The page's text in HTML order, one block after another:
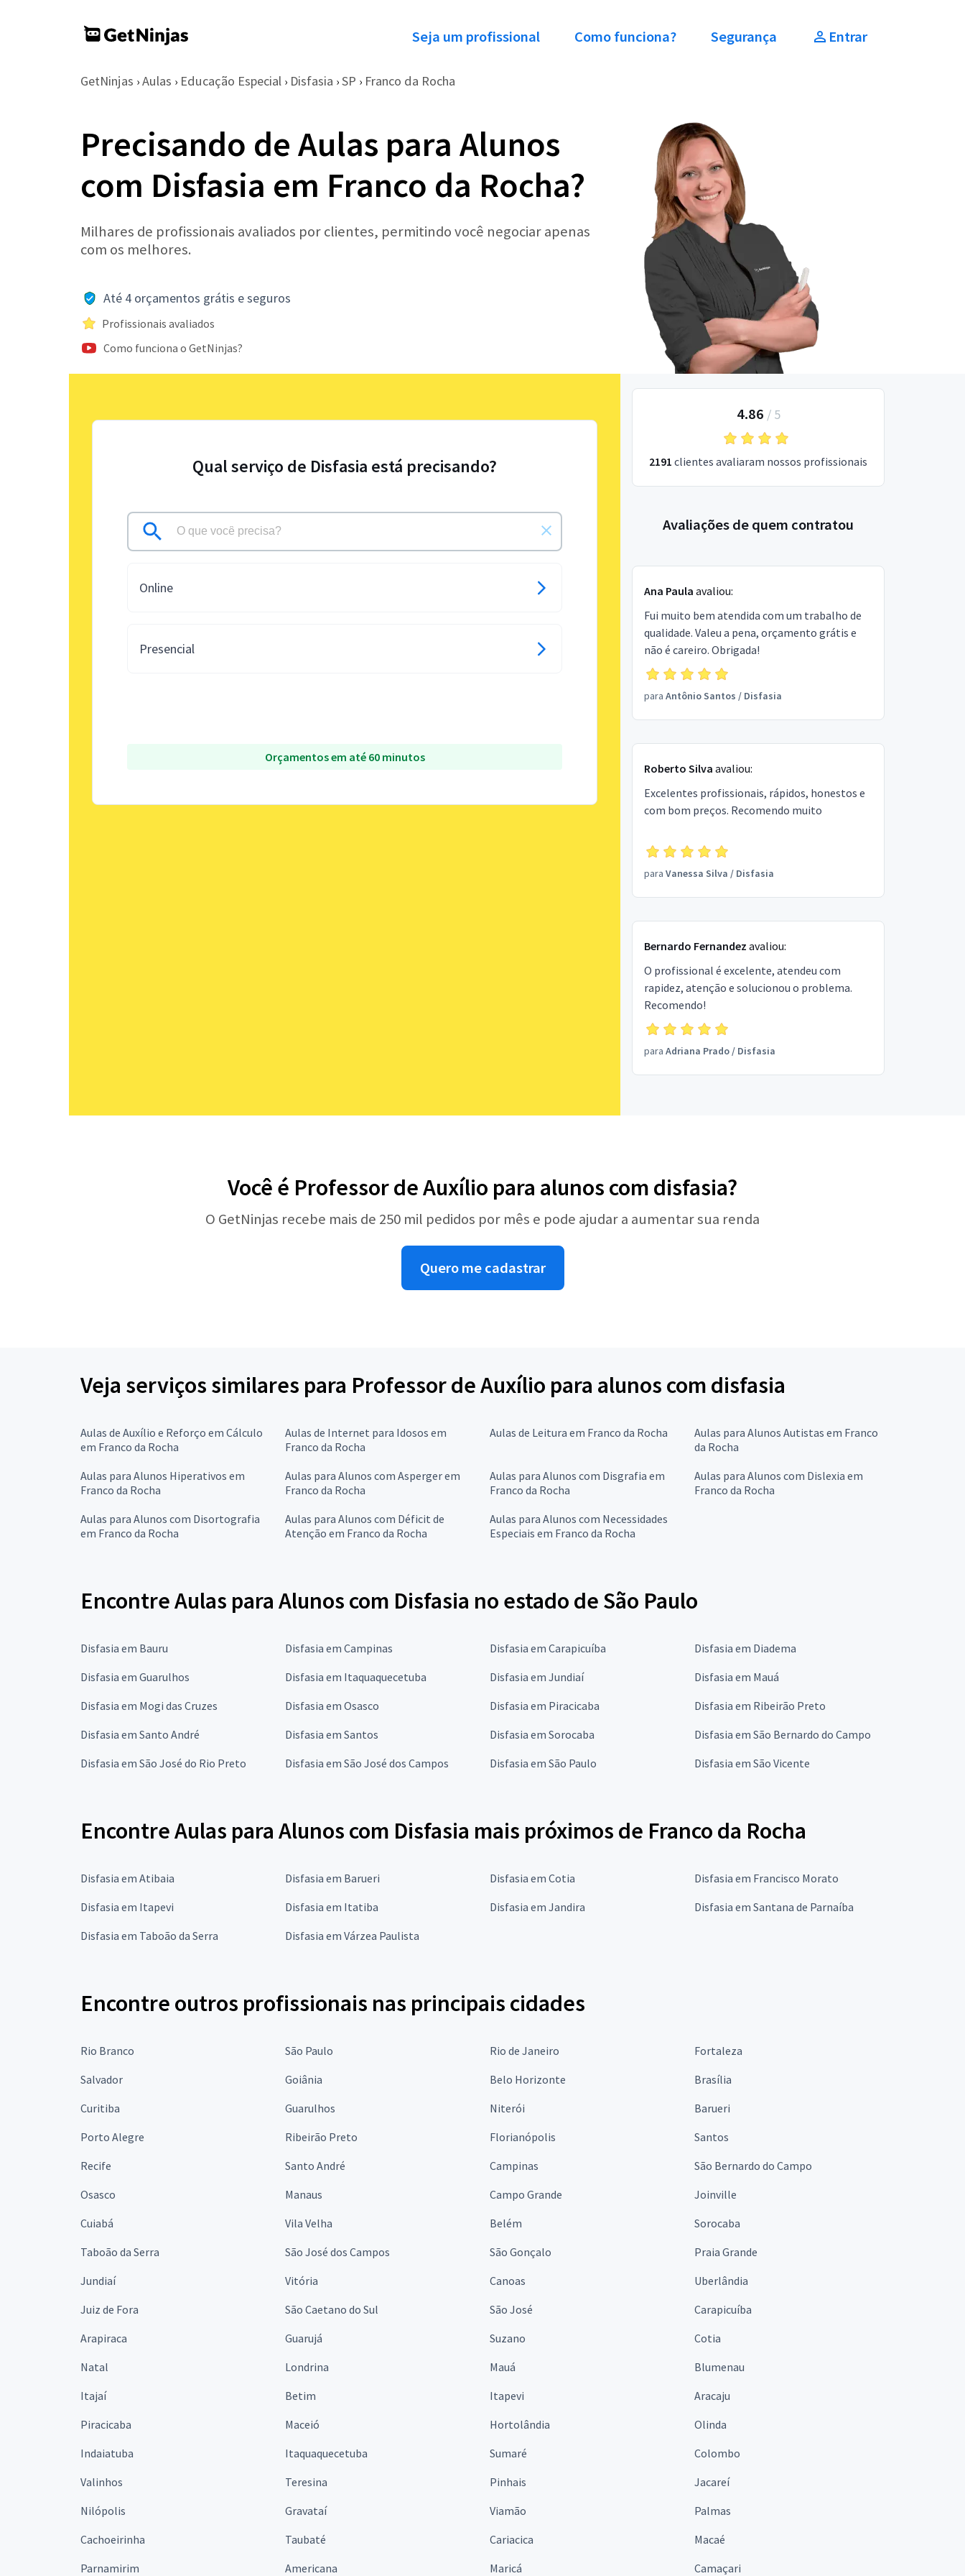
Seja um profissional Como funciona? Segurança Entrar
GetNinjas › Aulas › Educação Especial › Disfasia › SP › Franco da Rocha
Precisando de Aulas para Alunos
com Disfasia em Franco da Rocha?
Milhares de profissionais avaliados por clientes, permitindo você negociar apenas
com os melhores.
Até 4 orçamentos grátis e seguros
Profissionais avaliados
Como funciona o GetNinjas?
Qual serviço de Disfasia está precisando?
Online
Presencial
Orçamentos em até 60 minutos
4.86 / 5
2191 clientes avaliaram nossos profissionais
Avaliações de quem contratou
Ana Paula avaliou:
Fui muito bem atendida com um trabalho de
qualidade. Valeu a pena, orçamento grátis e
não é careiro. Obrigada!
para Antônio Santos / Disfasia
Roberto Silva avaliou:
Excelentes profissionais, rápidos, honestos e
com bom preços. Recomendo muito
para Vanessa Silva / Disfasia
Bernardo Fernandez avaliou:
O profissional é excelente, atendeu com
rapidez, atenção e solucionou o problema.
Recomendo!
para Adriana Prado/ Disfasia
Você é Professor de Auxílio para alunos com disfasia?
O GetNinjas recebe mais de 250 mil pedidos por mês e pode ajudar a aumentar sua renda
Quero me cadastrar
Veja serviços similares para Professor de Auxílio para alunos com disfasia
Aulas de Auxílio e Reforço em Cálculo
em Franco da Rocha
Aulas de Internet para Idosos em
Franco da Rocha
Aulas de Leitura em Franco da Rocha
Aulas para Alunos Autistas em Franco
da Rocha
Aulas para Alunos Hiperativos em
Franco da Rocha
Aulas para Alunos com Asperger em
Franco da Rocha
Aulas para Alunos com Disgrafia em
Franco da Rocha
Aulas para Alunos com Dislexia em
Franco da Rocha
Aulas para Alunos com Disortografia
em Franco da Rocha
Aulas para Alunos com Déficit de
Atenção em Franco da Rocha
Aulas para Alunos com Necessidades
Especiais em Franco da Rocha
Encontre Aulas para Alunos com Disfasia no estado de São Paulo
Disfasia em Bauru Disfasia em Campinas Disfasia em Carapicuíba
Disfasia em Diadema
Disfasia em Guarulhos
Disfasia em Itaquaquecetuba Disfasia em Jundiaí
Disfasia em Mauá
Disfasia em Mogi das Cruzes
Disfasia em Osasco Disfasia em Piracicaba
Disfasia em Ribeirão Preto
Disfasia em Santo André
Disfasia em Santos Disfasia em Sorocaba
Disfasia em São Bernardo do Campo
Disfasia em São José do Rio Preto
Disfasia em São José dos Campos Disfasia em São Paulo Disfasia em São Vicente
Encontre Aulas para Alunos com Disfasia mais próximos de Franco da Rocha
Disfasia em Atibaia Disfasia em Barueri Disfasia em Cotia
Disfasia em Francisco Morato
Disfasia em Itapevi
Disfasia em Itatiba Disfasia em Jandira
Disfasia em Santana de Parnaíba
Disfasia em Taboão da Serra
Disfasia em Várzea Paulista
Encontre outros profissionais nas principais cidades
Rio Branco São Paulo Rio de Janeiro
Fortaleza
Salvador
Goiânia Belo Horizonte
Brasília
Curitiba
Guarulhos Niterói
Barueri
Porto Alegre
Ribeirão Preto Florianópolis
Santos
Recife
Santo André Campinas
São Bernardo do Campo
Osasco
Manaus Campo Grande
Joinville
Cuiabá
Vila Velha Belém
Sorocaba
Taboão da Serra
São José dos Campos São Gonçalo
Praia Grande
Jundiaí
Vitória Canoas
Uberlândia
Juiz de Fora
São Caetano do Sul São José
Carapicuíba
Arapiraca
Guarujá Suzano
Cotia
Natal
Londrina Mauá
Blumenau
Itajaí
Betim Itapevi
Aracaju
Piracicaba
Maceió Hortolândia
Olinda
Indaiatuba
Itaquaquecetuba Sumaré
Colombo
Valinhos
Teresina Pinhais
Jacareí
Nilópolis
Gravataí Viamão
Palmas
Cachoeirinha
Taubaté Cariacica
Macaé
Parnamirim
Americana Maricá Camaçari